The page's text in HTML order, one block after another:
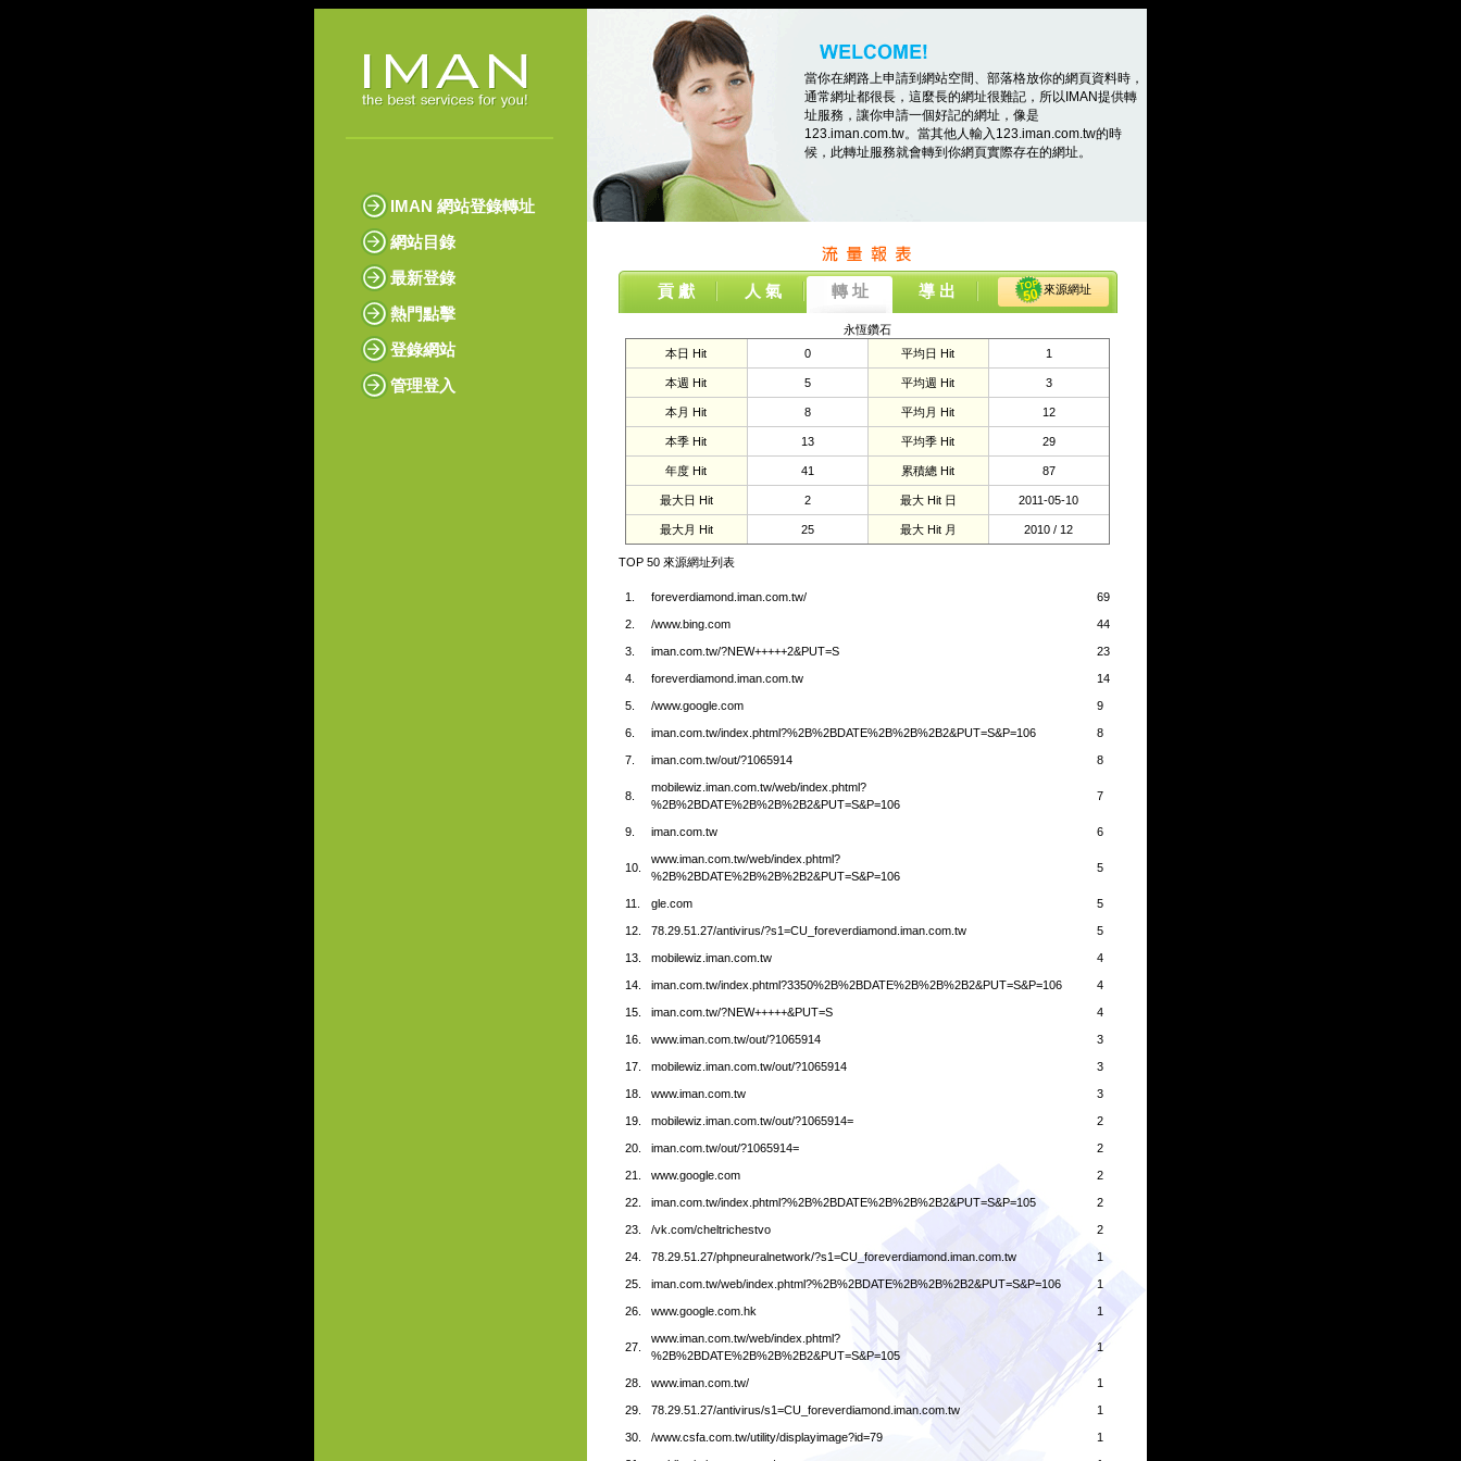
IMAN 網站登錄轉址
網站目錄
最新登錄
熱門點擊
登錄網站
管理登入
當你在網路上申請到網站空間、部落格放你的網頁資料時，
通常網址都很長，這麼長的網址很難記，所以IMAN提供轉
址服務，讓你申請一個好記的網址，像是
123.iman.com.tw。當其他人輸入123.iman.com.tw的時
候，此轉址服務就會轉到你網頁實際存在的網址。
貢 獻 人 氣 轉 址 導 出 來源網址
永恆鑽石
本日 Hit
0 平均日 Hit 1
本週 Hit 5 平均週 Hit 3
本月 Hit 8 平均月 Hit 12
本季 Hit 13 平均季 Hit 29
年度 Hit 41 累積總 Hit 87
最大日 Hit 2 最大 Hit 日 2011-05-10
最大月 Hit 25 最大 Hit 月 2010 / 12
TOP 50 來源網址列表
1. foreverdiamond.iman.com.tw/ 69
2. /www.bing.com 44
3. iman.com.tw/?NEW+++++2&PUT=S 23
4. foreverdiamond.iman.com.tw 14
5. /www.google.com 9
6. iman.com.tw/index.phtml?%2B%2BDATE%2B%2B%2B2&PUT=S&P=106 8
7. iman.com.tw/out/?1065914 8
8.
mobilewiz.iman.com.tw/web/index.phtml?
%2B%2BDATE%2B%2B%2B2&PUT=S&P=106
7
9. iman.com.tw 6
10.
www.iman.com.tw/web/index.phtml?
%2B%2BDATE%2B%2B%2B2&PUT=S&P=106
5
11. gle.com 5
12. 78.29.51.27/antivirus/?s1=CU_foreverdiamond.iman.com.tw 5
13. mobilewiz.iman.com.tw 4
14. iman.com.tw/index.phtml?3350%2B%2BDATE%2B%2B%2B2&PUT=S&P=106 4
15. iman.com.tw/?NEW+++++&PUT=S 4
16. www.iman.com.tw/out/?1065914 3
17. mobilewiz.iman.com.tw/out/?1065914 3
18. www.iman.com.tw 3
19. mobilewiz.iman.com.tw/out/?1065914= 2
20. iman.com.tw/out/?1065914= 2
21. www.google.com 2
22. iman.com.tw/index.phtml?%2B%2BDATE%2B%2B%2B2&PUT=S&P=105 2
23. /vk.com/cheltrichestvo 2
24. 78.29.51.27/phpneuralnetwork/?s1=CU_foreverdiamond.iman.com.tw 1
25. iman.com.tw/web/index.phtml?%2B%2BDATE%2B%2B%2B2&PUT=S&P=106 1
26. www.google.com.hk 1
27.
www.iman.com.tw/web/index.phtml?
%2B%2BDATE%2B%2B%2B2&PUT=S&P=105
1
28. www.iman.com.tw/ 1
29. 78.29.51.27/antivirus/s1=CU_foreverdiamond.iman.com.tw 1
30. /www.csfa.com.tw/utility/displayimage?id=79 1